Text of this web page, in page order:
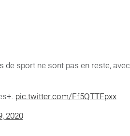
de sport ne sont pas en reste, avec
pic.twitter.com/Ff5QTTEpxx
2020